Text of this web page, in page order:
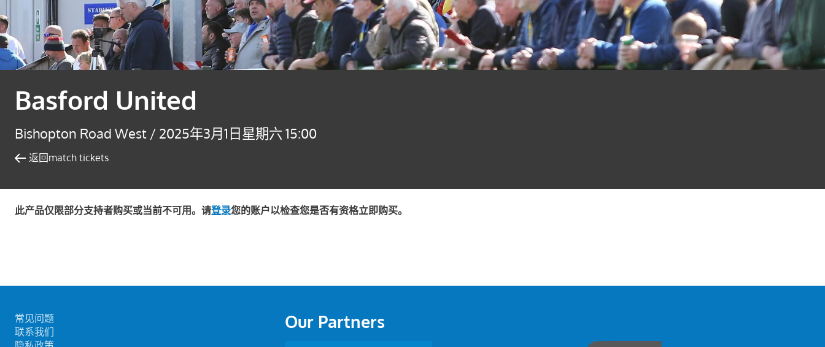
Basford United
Bishopton Road West / 2025年3月1日星期六 15:00
返回match tickets
此产品仅限部分支持者购买或当前不可用。请登录您的账户以检查您是否有资格立即购买。
常见问题
联系我们
Our Partners